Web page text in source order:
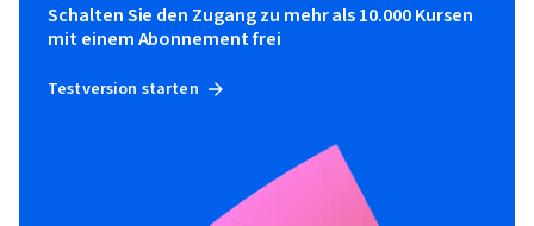
Schalten Sie den Zugang zu mehr als 10.000 Kursen
mit einem Abonnement frei
Testversion starten